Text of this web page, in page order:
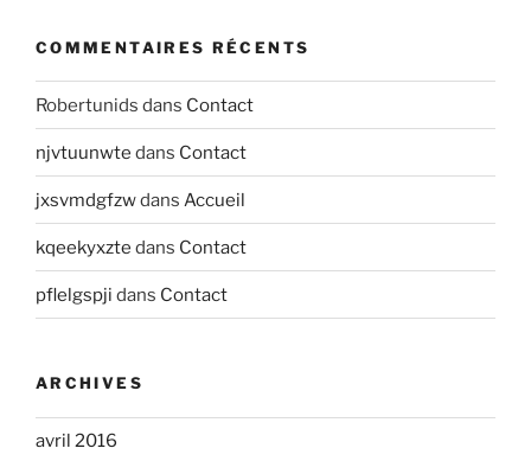
COMMENTAIRES RÉCENTS
Robertunids dans Contact
njvtuunwte dans Contact
jxsvmdgfzwdans Accueil
kqeekyxzte dans Contact
pflelgspji dans Contact
ARCHIVES
avril 2016